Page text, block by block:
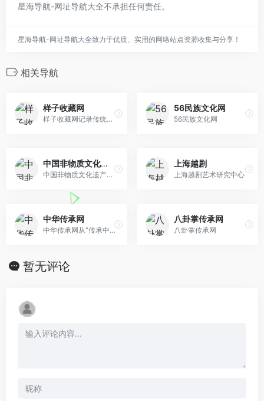
星海导航-网址导航大全不承担任何责任。
星海导航-网址导航大全致力于优质、实用的网络站点资源收集与分享！
相关导航
样子收藏网
样子收藏网记录传统艺术非物质文化遗产的传承,关注艺术品市场的最新拍卖动态综合性艺术网站.通过互联网记录古代古董、古玩字画等艺术品收藏的发展历史脉络.
56民族文化网
56民族文化网
中国非物质文化遗产网
中国非物质文化遗产网·中国非物质文化遗产数字博物馆旨在利用数字化技术和网络平台展示、传播中国和世界非物质文化遗产的专业知识，展示我国深厚丰富 的非物质文化遗产资源，提供非物质文化遗产保护工作的信息交流，凝聚非物质文化遗产保护实践的观念和理论共识，充分调动和利用全社会的学术、经济、舆论资源及社会公众的参与，以 促进中国非物质文化遗产保护工作的全面和健康开展。
上海越剧
上海越剧艺术研究中心
中华传承网
中华传承网从“传承中医、传承国艺、科教之窗、康养乐园、名人访谈、非遗传承”等诸方面给予企业和影响力人物全方位的报道，充分展示出我国在新的时期各领域的发展成果，做好展示传播平台，为传承弘扬五千年文化传递正能量。
八卦掌传承网
八卦掌传承网
暂无评论